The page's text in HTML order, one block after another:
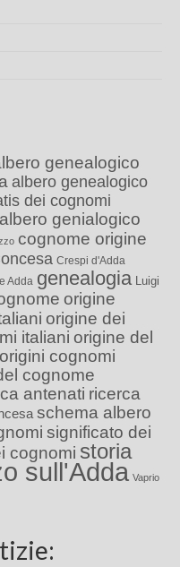
genealogico
albero genealogico
dei cognomi
albero genialogico
cognome origine
Crespi d'Adda
Adda genealogia Luigi
origine
origine dei
italiani origine del
origini cognomi
cognome
antenati ricerca
schema albero
significato dei
cognomi storia
sull'Adda Vaprio